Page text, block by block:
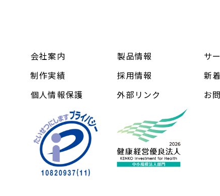
会社案内 製品情報
サ
制作実績
採用情報
新
個人情報保護
外部リンク お